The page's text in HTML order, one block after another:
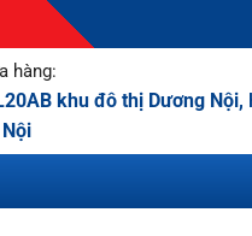
hàng:
khu đô thị Dương Nội,